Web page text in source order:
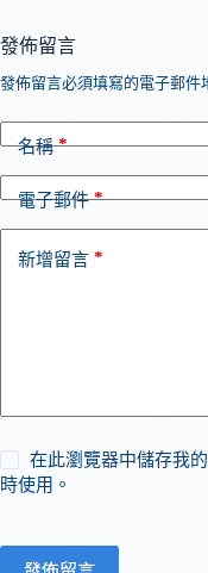
發佈留言
發佈留言必須填寫的電子郵件
名稱*
電子郵件*
新增留言 *
在此瀏覽器中儲存我
時使用。